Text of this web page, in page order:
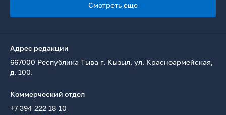
Смотреть еще
Адрес редакции
667000 Республика Тыва г. Кызыл, ул. Красноармейская,
д. 100.
Коммерческий отдел
+7 394 222 18 10